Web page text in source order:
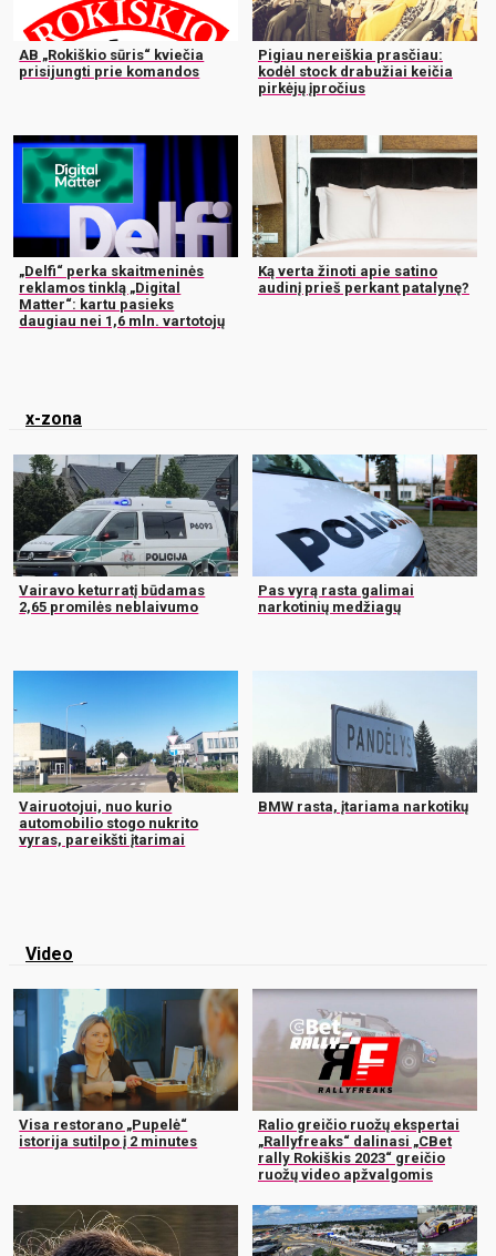
AB „Rokiškio sūris“ kviečia
prisijungti prie komandos
Pigiau nereiškia prasčiau:
kodėl stock drabužiai keičia
pirkėjų įpročius
„Delfi“ perka skaitmeninės
reklamos tinklą „Digital
Matter“: kartu pasieks
daugiau nei 1,6 mln. vartotojų
Ką verta žinoti apie satino
audinį prieš perkant patalynę?
x-zona
Vairavo keturratį būdamas
2,65 promilės neblaivumo
Pas vyrą rasta galimai
narkotinių medžiagų
Vairuotojui, nuo kurio
automobilio stogo nukrito
vyras, pareikšti įtarimai
BMW rasta, įtariama narkotikų
Video
Visa restorano „Pupelė“
istorija sutilpo į 2 minutes
Ralio greičio ruožų ekspertai
„Rallyfreaks“ dalinasi „CBet
rally Rokiškis 2023“ greičio
ruožų video apžvalgomis